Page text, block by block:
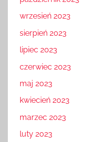
wrzesień 2023
sierpień 2023
lipiec 2023
czerwiec 2023
maj 2023
kwiecień 2023
marzec 2023
luty 2023